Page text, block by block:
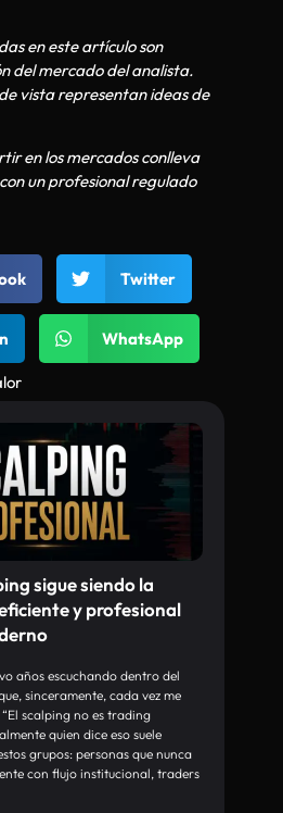
en este artículo son
del mercado del analista.
vista representan ideas de
en los mercados conlleva
un profesional regulado
Twitter
WhatsApp
sigue siendo la
y profesional
años escuchando dentro del
sinceramente, cada vez me
scalping no es trading
quien dice eso suele
grupos: personas que nunca
con flujo institucional, traders